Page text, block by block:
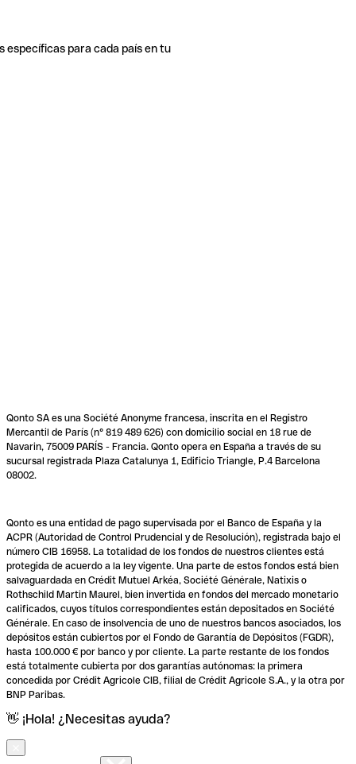
específicas para cada país en tu
Qonto SA es una Société Anonyme francesa, inscrita en el Registro
Mercantil de París (n° 819 489 626) con domicilio social en 18 rue de
Navarin, 75009 PARÍS - Francia. Qonto opera en España a través de su
sucursal registrada Plaza Catalunya 1, Edificio Triangle, P.4 Barcelona
08002.
Qonto es una entidad de pago supervisada por el Banco de España y la
ACPR (Autoridad de Control Prudencial y de Resolución), registrada bajo el
número CIB 16958. La totalidad de los fondos de nuestros clientes está
protegida de acuerdo a la ley vigente. Una parte de estos fondos está bien
salvaguardada en Crédit Mutuel Arkéa, Société Générale, Natixis o
Rothschild Martin Maurel, bien invertida en fondos del mercado monetario
calificados, cuyos títulos correspondientes están depositados en Société
Générale. En caso de insolvencia de uno de nuestros bancos asociados, los
depósitos están cubiertos por el Fondo de Garantía de Depósitos (FGDR),
hasta 100.000 € por banco y por cliente. La parte restante de los fondos
está totalmente cubierta por dos garantías autónomas: la primera
concedida por Crédit Agricole CIB, filial de Crédit Agricole S.A., y la otra por
BNP Paribas.
👋 ¡Hola! ¿Necesitas ayuda?